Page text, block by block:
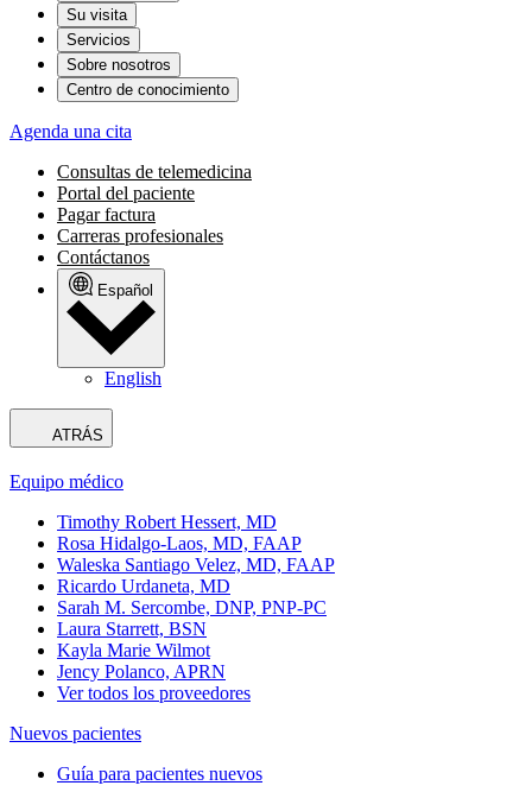
Su visita
Servicios
Sobre nosotros
Centro de conocimiento
Agenda una cita
Consultas de telemedicina
Portal del paciente
Pagar factura
Carreras profesionales
Contáctanos
Español
English
ATRÁS
Equipo médico
Timothy Robert Hessert, MD
Rosa Hidalgo-Laos, MD, FAAP
Waleska Santiago Velez, MD, FAAP
Ricardo Urdaneta, MD
Sarah M. Sercombe, DNP, PNP-PC
Laura Starrett, BSN
Kayla Marie Wilmot
Jency Polanco, APRN
Ver todos los proveedores
Nuevos pacientes
Guía para pacientes nuevos